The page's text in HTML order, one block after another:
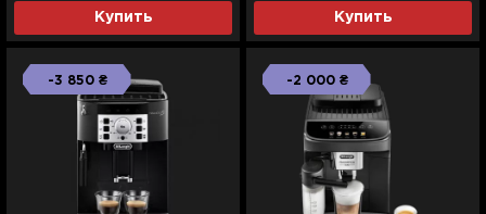
Купить Купить
-3 850 ₴ -2 000 ₴